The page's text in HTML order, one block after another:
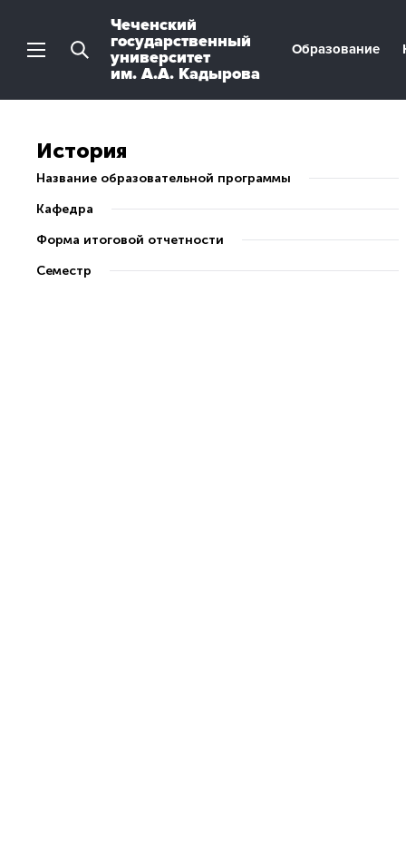
Чеченский
государственный
университет
им. А.А. Кадырова
Образование
История
Название образовательной программы
Кафедра
Форма итоговой отчетности
Семестр